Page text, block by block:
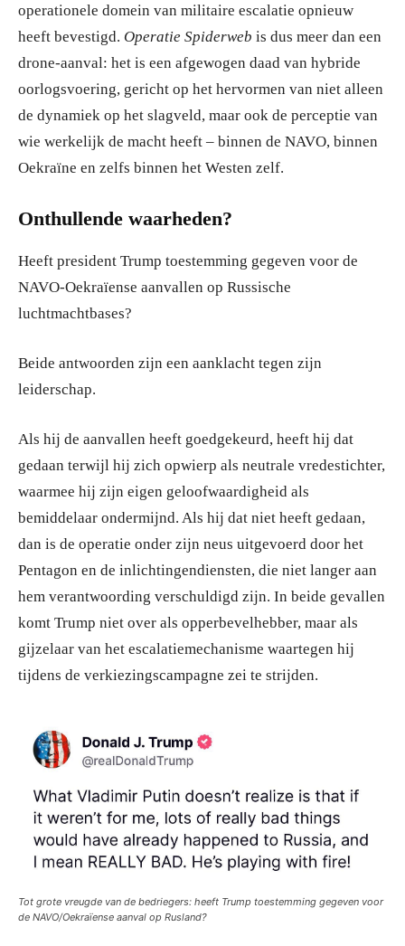
operationele domein van militaire escalatie opnieuw
heeft bevestigd. Operatie Spiderweb is dus meer dan een
drone-aanval: het is een afgewogen daad van hybride
oorlogsvoering, gericht op het hervormen van niet alleen
de dynamiek op het slagveld, maar ook de perceptie van
wie werkelijk de macht heeft – binnen de NAVO, binnen
Oekraïne en zelfs binnen het Westen zelf.
Onthullende waarheden?
Heeft president Trump toestemming gegeven voor de
NAVO-Oekraïense aanvallen op Russische
luchtmachtbases?
Beide antwoorden zijn een aanklacht tegen zijn
leiderschap.
Als hij de aanvallen heeft goedgekeurd, heeft hij dat
gedaan terwijl hij zich opwierp als neutrale vredestichter,
waarmee hij zijn eigen geloofwaardigheid als
bemiddelaar ondermijnd. Als hij dat niet heeft gedaan,
dan is de operatie onder zijn neus uitgevoerd door het
Pentagon en de inlichtingendiensten, die niet langer aan
hem verantwoording verschuldigd zijn. In beide gevallen
komt Trump niet over als opperbevelhebber, maar als
gijzelaar van het escalatiemechanisme waartegen hij
tijdens de verkiezingscampagne zei te strijden.
Tot grote vreugde van de bedriegers: heeft Trump toestemming gegeven voor
de NAVO/Oekraïense aanval op Rusland?